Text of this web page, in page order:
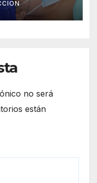
no será
están